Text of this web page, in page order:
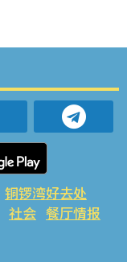
铜锣湾好去处
社会 餐厅情报